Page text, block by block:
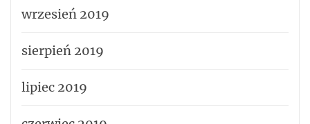
wrzesień 2019
sierpień 2019
lipiec 2019